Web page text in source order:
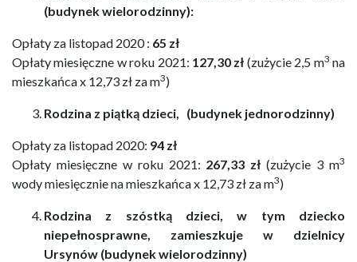
(budynek wielorodzinny):
Opłaty za listopad 2020 : 65 zł
Opłaty miesięczne w roku 2021: 127,30 zł (zużycie 2,5 m3 na
mieszkańca x 12,73 zł za m3)
Rodzina z piątką dzieci, (budynek jednorodzinny)
Opłaty za listopad 2020: 94 zł
Opłaty miesięczne w roku 2021: 267,33 zł (zużycie 3 m3
wody miesięcznie na mieszkańca x 12,73 zł za m3)
Rodzina z szóstką dzieci, w tym dziecko
niepełnosprawne, zamieszkuje w dzielnicy
Ursynów (budynek wielorodzinny)